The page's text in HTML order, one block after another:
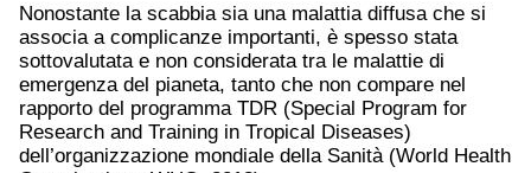
Nonostante la scabbia sia una malattia diffusa che si
associa a complicanze importanti, è spesso stata
sottovalutata e non considerata tra le malattie di
emergenza del pianeta, tanto che non compare nel
rapporto del programma TDR (Special Program for
Research and Training in Tropical Diseases)
dell’organizzazione mondiale della Sanità (World Health